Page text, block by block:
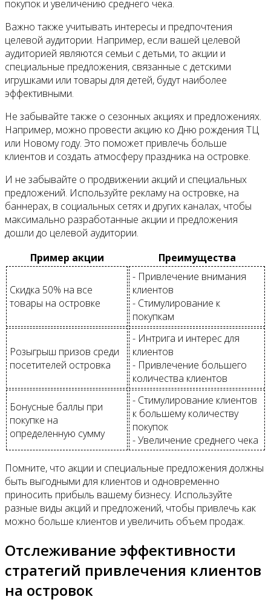
покупок и увеличению среднего чека.
Важно также учитывать интересы и предпочтения
целевой аудитории. Например, если вашей целевой
аудиторией являются семьи с детьми, то акции и
специальные предложения, связанные с детскими
игрушками или товары для детей, будут наиболее
эффективными.
Не забывайте также о сезонных акциях и предложениях.
Например, можно провести акцию ко Дню рождения ТЦ
или Новому году. Это поможет привлечь больше
клиентов и создать атмосферу праздника на островке.
И не забывайте о продвижении акций и специальных
предложений. Используйте рекламу на островке, на
баннерах, в социальных сетях и других каналах, чтобы
максимально разработанные акции и предложения
дошли до целевой аудитории.
Пример акции
Преимущества
Скидка 50% на все
товары на островке
- Привлечение внимания
клиентов
- Стимулирование к
покупкам
Розыгрыш призов среди
посетителей островка
- Интрига и интерес для
клиентов
- Привлечение большего
количества клиентов
Бонусные баллы при
покупке на
определенную сумму
- Стимулирование клиентов
к большему количеству
покупок
- Увеличение среднего чека
Помните, что акции и специальные предложения должны
быть выгодными для клиентов и одновременно
приносить прибыль вашему бизнесу. Используйте
разные виды акций и предложений, чтобы привлечь как
можно больше клиентов и увеличить объем продаж.
Отслеживание эффективности
стратегий привлечения клиентов
на островок